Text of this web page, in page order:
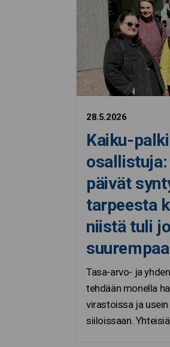
28.5.2026
Kaiku-
päivät
tarpeesta
niistä tuli
suurempaa
Tasa-arvo- ja
tehdään monella
virastoissa ja
siiloissaan.